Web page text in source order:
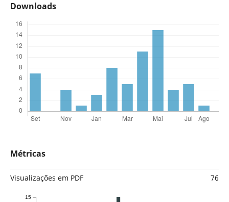
Downloads
Métricas
Visualizações em PDF 76
15